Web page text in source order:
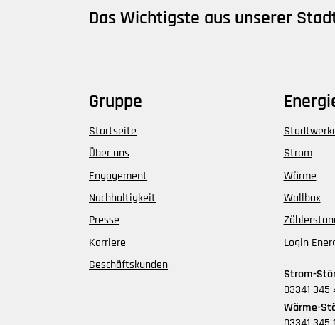
Das Wichtigste aus unserer
Gruppe
Startseite
Über uns
Engagement
Nachhaltigkeit
Presse
Karriere
Geschäftskunden
Strom
Wärme
Wallbox
Login
Strom-
03341 345
Wärme-